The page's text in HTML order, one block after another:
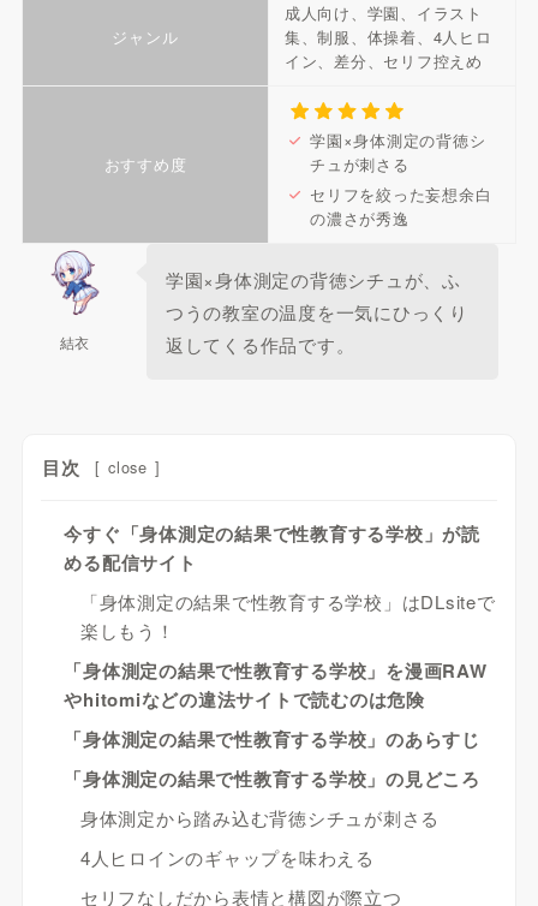
ジャンル
成人向け、学園、イラスト
集、制服、体操着、4人ヒロ
イン、差分、セリフ控えめ
おすすめ度
学園×身体測定の背徳シ
チュが刺さる
セリフを絞った妄想余白
の濃さが秀逸
結衣
学園×身体測定の背徳シチュが、ふ
つうの教室の温度を一気にひっくり
返してくる作品です。
目次 [ close ]
今すぐ「身体測定の結果で性教育する学校」が読
める配信サイト
「身体測定の結果で性教育する学校」はDLsiteで
楽しもう！
「身体測定の結果で性教育する学校」を漫画RAW
やhitomiなどの違法サイトで読むのは危険
「身体測定の結果で性教育する学校」のあらすじ
「身体測定の結果で性教育する学校」の見どころ
身体測定から踏み込む背徳シチュが刺さる
4人ヒロインのギャップを味わえる
セリフなしだから表情と構図が際立つ